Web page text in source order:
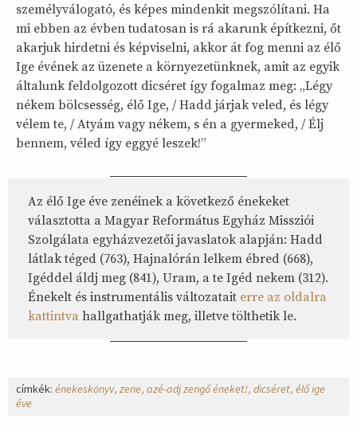
személyválogató, és képes mindenkit megszólítani. Ha
mi ebben az évben tudatosan is rá akarunk építkezni, őt
akarjuk hirdetni és képviselni, akkor át fog menni az élő
Ige évének az üzenete a környezetünknek, amit az egyik
általunk feldolgozott dicséret így fogalmaz meg: „Légy
nékem bölcsesség, élő Ige, / Hadd járjak veled, és légy
vélem te, / Atyám vagy nékem, s én a gyermeked, / Élj
bennem, véled így eggyé leszek!”
Az élő Ige éve zenéinek a következő énekeket
választotta a Magyar Református Egyház Missziói
Szolgálata egyházvezetői javaslatok alapján: Hadd
látlak téged (763), Hajnalórán lelkem ébred (668),
Igéddel áldj meg (841), Uram, a te Igéd nekem (312).
Énekelt és instrumentális változatait erre az oldalra
kattintva hallgathatják meg, illetve tölthetik le.
címkék: énekeskönyv zene azé-adj zengő éneket! dicséret élő ige
éve